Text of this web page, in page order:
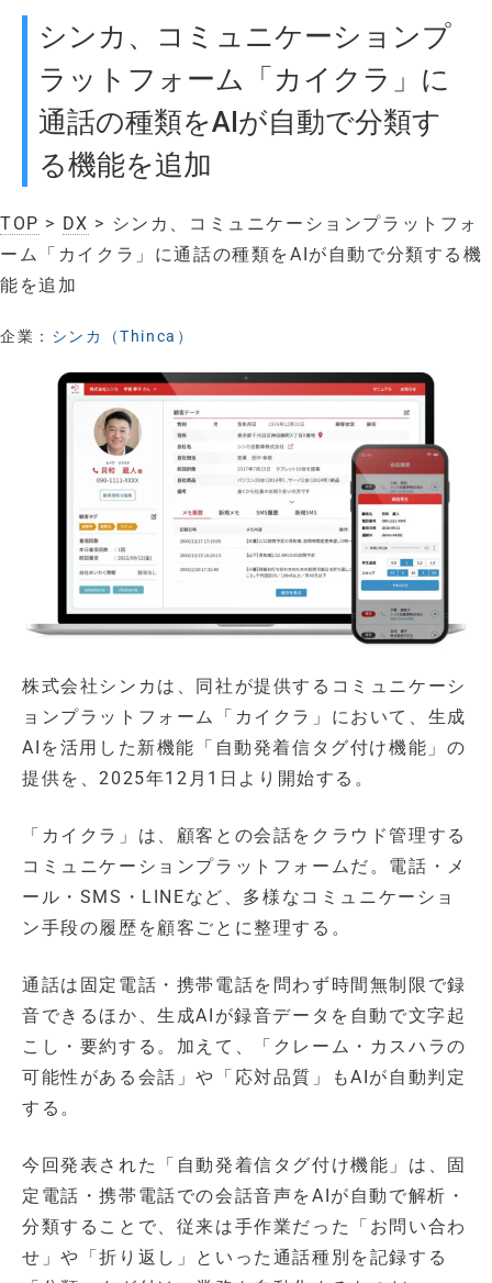
シンカ、コミュニケーションプ
ラットフォーム「カイクラ」に
通話の種類をAIが自動で分類す
る機能を追加
TOP > DX > シンカ、コミュニケーションプラットフォ
ーム「カイクラ」に通話の種類をAIが自動で分類する機
能を追加
企業： シンカ（Thinca）
株式会社シンカは、同社が提供するコミュニケーシ
ョンプラットフォーム「カイクラ」において、生成
AIを活用した新機能「自動発着信タグ付け機能」の
提供を、2025年12月1日より開始する。
「カイクラ」は、顧客との会話をクラウド管理する
コミュニケーションプラットフォームだ。電話・メ
ール・SMS・LINEなど、多様なコミュニケーショ
ン手段の履歴を顧客ごとに整理する。
通話は固定電話・携帯電話を問わず時間無制限で録
音できるほか、生成AIが録音データを自動で文字起
こし・要約する。加えて、「クレーム・カスハラの
可能性がある会話」や「応対品質」もAIが自動判定
する。
今回発表された「自動発着信タグ付け機能」は、固
定電話・携帯電話での会話音声をAIが自動で解析・
分類することで、従来は手作業だった「お問い合わ
せ」や「折り返し」といった通話種別を記録する